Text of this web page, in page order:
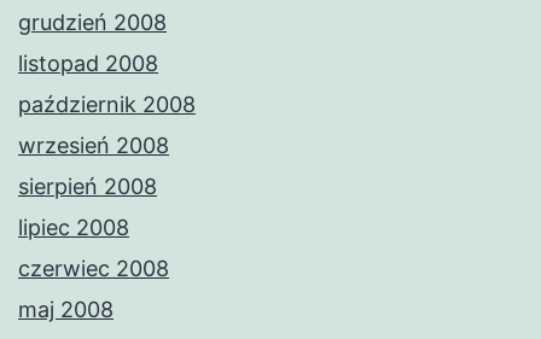
grudzień 2008
listopad 2008
październik 2008
wrzesień 2008
sierpień 2008
lipiec 2008
czerwiec 2008
maj 2008